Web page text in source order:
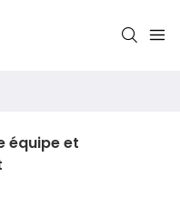
équipe et